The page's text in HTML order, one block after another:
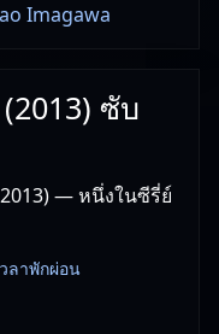
Imagawa
ซับ
— หนึ่งในซีรี่ย์
ลาพักผ่อน